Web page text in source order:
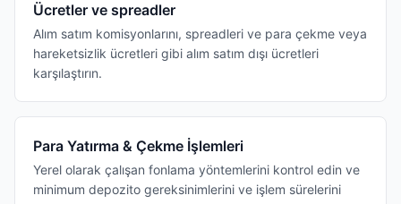
Ücretler ve spreadler
Alım satım komisyonlarını, spreadleri ve para çekme veya
hareketsizlik ücretleri gibi alım satım dışı ücretleri
karşılaştırın.
Para Yatırma & Çekme İşlemleri
Yerel olarak çalışan fonlama yöntemlerini kontrol edin ve
minimum depozito gereksinimlerini ve işlem sürelerini